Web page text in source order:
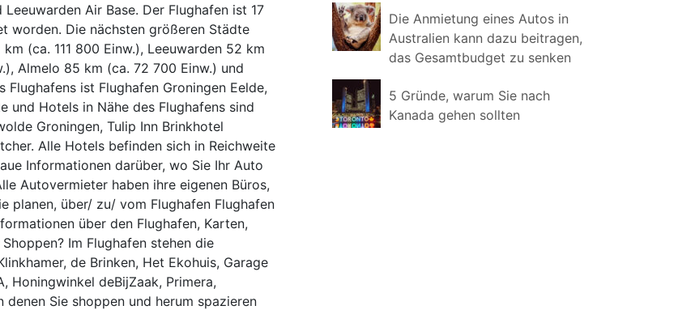
Air Base. Der Flughafen ist 17
worden. Die nächsten größeren Städte
(ca. 111 800 Einw.), Leeuwarden 52 km
Almelo 85 km (ca. 72 700 Einw.) und
ist Flughafen Groningen Eelde,
und Hotels in Nähe des Flughafens sind
Groningen, Tulip Inn Brinkhotel
Alle Hotels befinden sich in Reichweite
Informationen darüber, wo Sie Ihr Auto
Autovermieter haben ihre eigenen Büros,
planen, über/ zu/ vom Flughafen Flughafen
über den Flughafen, Karten,
Im Flughafen stehen die
de Brinken, Het Ekohuis, Garage
Honingwinkel deBijZaak, Primera,
Sie shoppen und herum spazieren
Die Anmietung eines Autos in
Australien kann dazu beitragen,
das Gesamtbudget zu senken
5 Gründe, warum Sie nach
Kanada gehen sollten